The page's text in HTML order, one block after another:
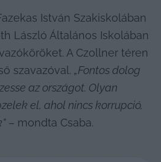
István Szakiskolában
László Általános Iskolában
A Czollner téren
szavazóval. „Fontos dolog
az országot. Olyan
el, ahol nincs korrupció,
– mondta Csaba.